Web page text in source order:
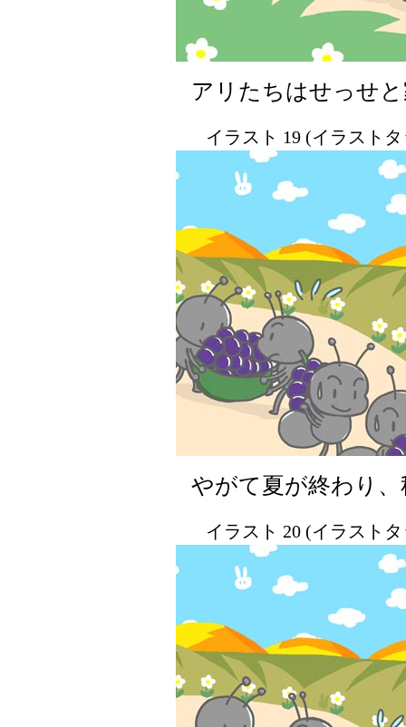
アリたちはせっせと
イラスト 19 (イラスト
やがて夏が終わり、
イラスト 20 (イラスト